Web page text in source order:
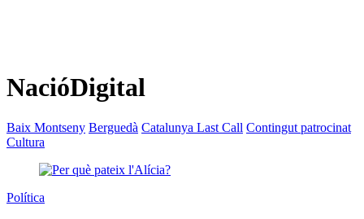
NacióDigital
Baix Montseny Berguedà Catalunya Last Call Contingut patrocinat
Cultura
Política